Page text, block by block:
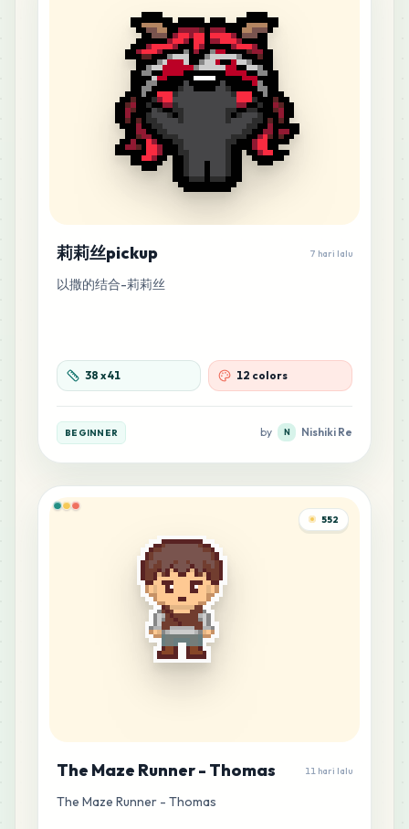
莉莉丝pickup 7 hari lalu
以撒的结合-莉莉丝
38 x41 12 colors
BEGINNER by N Nishiki Re
552
The Maze Runner - Thomas 11 hari lalu
The Maze Runner - Thomas